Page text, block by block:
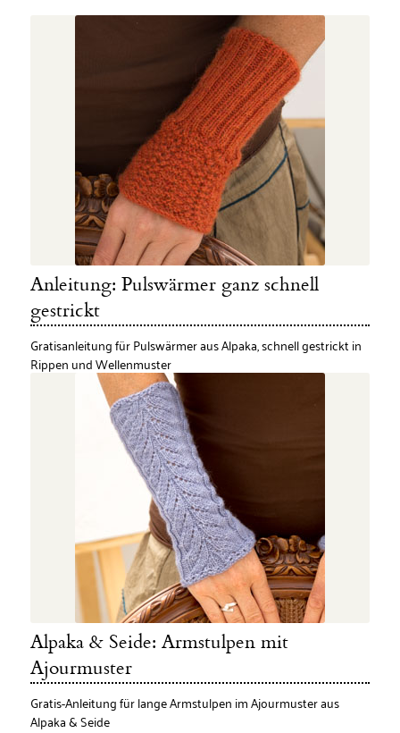
Anleitung: Pulswärmer ganz schnell
gestrickt
Gratisanleitung für Pulswärmer aus Alpaka, schnell gestrickt in
Rippen und Wellenmuster
Alpaka & Seide: Armstulpen mit
Ajourmuster
Gratis-Anleitung für lange Armstulpen im Ajourmuster aus
Alpaka & Seide